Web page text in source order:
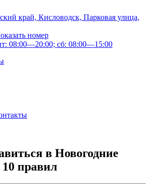
край, Кисловодск, Парковая улица,
номер
08:00—20:00; сб: 08:00—15:00
в Новогодние
правил